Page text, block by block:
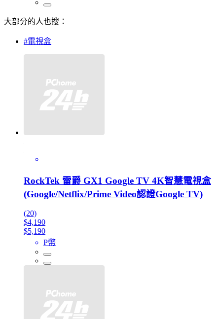
大部分的人也搜：
#電視盒
RockTek 雷爵 GX1 Google TV 4K智慧電視盒
(Google/Netflix/Prime Video認證Google TV)
(20)
$4,190
$5,190
P幣